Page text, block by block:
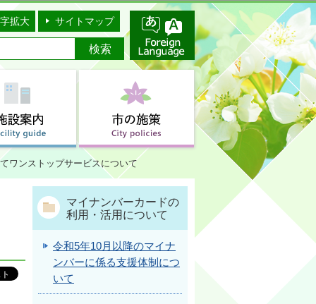
拡大 サイトマップ
ワンストップサービスについて
マイナンバーカードの
利用・活用について
令和5年10月以降のマイナ
ンバーに係る支援体制につ
いて